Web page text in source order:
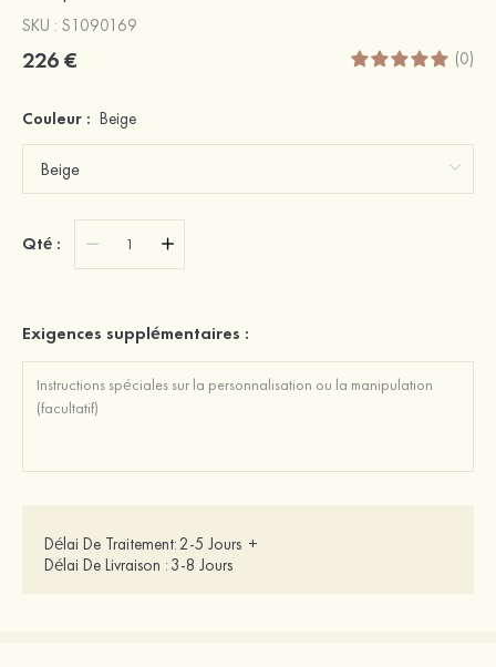
SKU : S1090169
226 € (0)
Couleur : Beige
Qté :
Exigences supplémentaires :
Délai De Traitement: 2-5 Jours +
Délai De Livraison : 3-8 Jours